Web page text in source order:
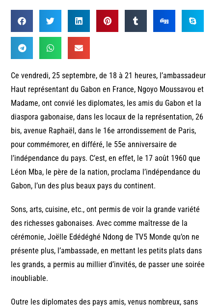
Ce vendredi, 25 septembre, de 18 à 21 heures, l’ambassadeur
Haut représentant du Gabon en France, Ngoyo Moussavou et
Madame, ont convié les diplomates, les amis du Gabon et la
diaspora gabonaise, dans les locaux de la représentation, 26
bis, avenue Raphaël, dans le 16e arrondissement de Paris,
pour commémorer, en différé, le 55e anniversaire de
l’indépendance du pays. C’est, en effet, le 17 août 1960 que
Léon Mba, le père de la nation, proclama l’indépendance du
Gabon, l’un des plus beaux pays du continent.
Sons, arts, cuisine, etc., ont permis de voir la grande variété
des richesses gabonaises. Avec comme maîtresse de la
cérémonie, Joëlle Edédéghé Ndong de TV5 Monde qu’on ne
présente plus, l’ambassade, en mettant les petits plats dans
les grands, a permis au millier d’invités, de passer une soirée
inoubliable.
Outre les diplomates des pays amis, venus nombreux, sans